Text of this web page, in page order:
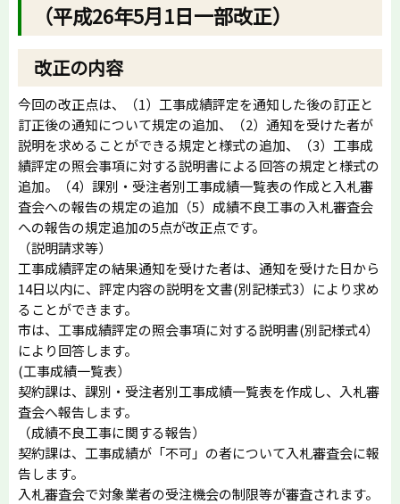
（平成26年5月1日一部改正）
改正の内容
今回の改正点は、（1）工事成績評定を通知した後の訂正と
訂正後の通知について規定の追加、（2）通知を受けた者が
説明を求めることができる規定と様式の追加、（3）工事成
績評定の照会事項に対する説明書による回答の規定と様式の
追加。（4）課別・受注者別工事成績一覧表の作成と入札審
査会への報告の規定の追加（5）成績不良工事の入札審査会
への報告の規定追加の5点が改正点です。
（説明請求等）
工事成績評定の結果通知を受けた者は、通知を受けた日から
14日以内に、評定内容の説明を文書(別記様式3）により求め
ることができます。
市は、工事成績評定の照会事項に対する説明書(別記様式4）
により回答します。
(工事成績一覧表）
契約課は、課別・受注者別工事成績一覧表を作成し、入札審
査会へ報告します。
（成績不良工事に関する報告）
契約課は、工事成績が「不可」の者について入札審査会に報
告します。
入札審査会で対象業者の受注機会の制限等が審査されます。